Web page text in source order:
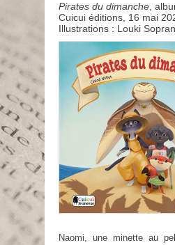
Pirates du dimanche ,
Cuicui éditions, 16 mai
Illustrations : Louki
Naomi, une minette au